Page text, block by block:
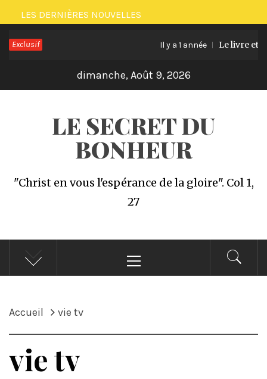
Passer
au
contenu
LES DERNIÈRES NOUVELLES
Exclusif Il y a 1 année Le livre et
dimanche, Août 9, 2026
LE SECRET DU
BONHEUR
"Christ en vous l'espérance de la gloire". Col 1,
27
principal
Accueil vie tv
vie tv